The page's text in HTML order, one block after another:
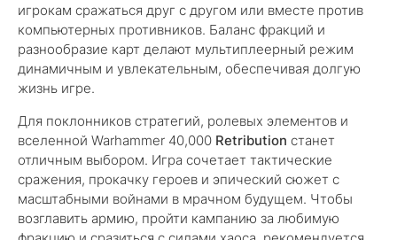
игрокам сражаться друг с другом или вместе против
компьютерных противников. Баланс фракций и
разнообразие карт делают мультиплеерный режим
динамичным и увлекательным, обеспечивая долгую
жизнь игре.
Для поклонников стратегий, ролевых элементов и
вселенной Warhammer 40,000 Retribution станет
отличным выбором. Игра сочетает тактические
сражения, прокачку героев и эпический сюжет с
масштабными войнами в мрачном будущем. Чтобы
возглавить армию, пройти кампанию за любимую